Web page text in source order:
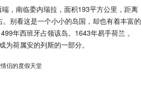
，南临委内瑞拉，面积193平方公里，距离
别看这是一个小小的岛国，却也有着丰富的
年西班牙占领该岛。1643年易手荷兰 。
荷属安的列斯的一部分。